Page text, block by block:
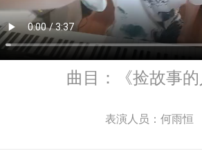
曲目：《捡故事
表演人员：何雨恒